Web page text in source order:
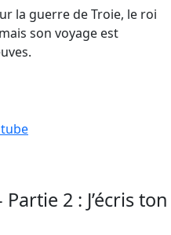
la guerre de Troie, le roi
son voyage est
2 : J’écris ton